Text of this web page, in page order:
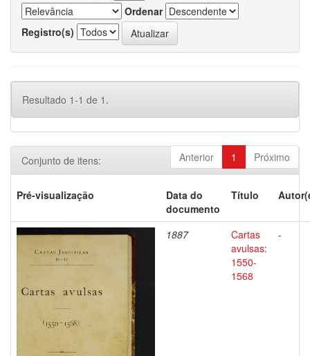
Ordenar
Registro(s)
Resultado 1-1 de 1.
Anterior 1 Próximo
Conjunto de itens:
Pré-visualização
Data do
documento
Título
1887
Cartas
avulsas:
1550-
1568
-